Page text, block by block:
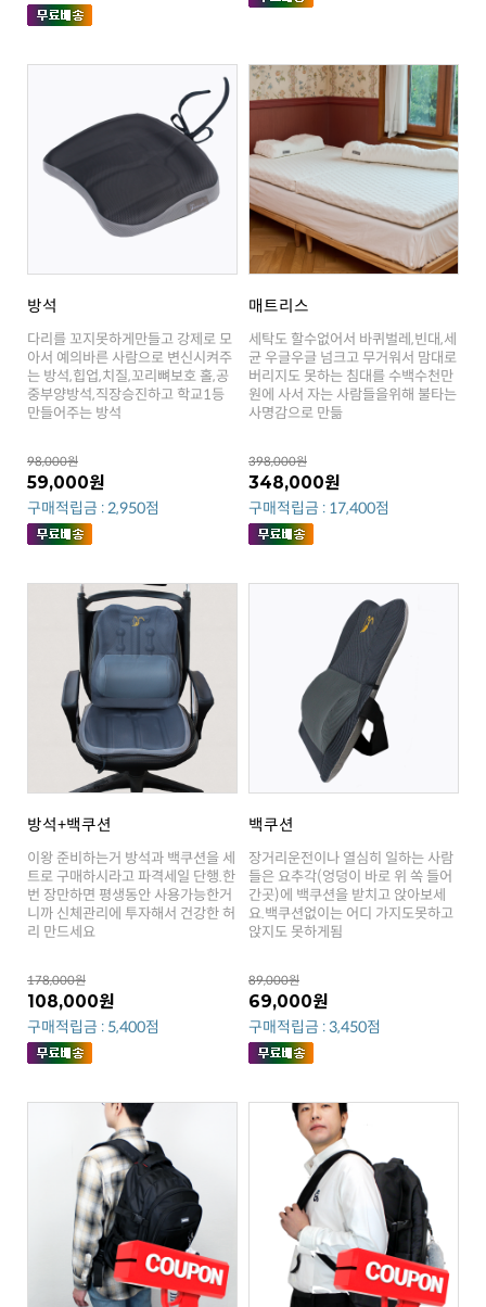
방석
만들어주는 방석
98,000원
59,000원
구매적립금 : 2,950점
매트리스
사명감으로 만듦
398,000원
348,000원
구매적립금 : 17,400점
방석+백쿠션
리 만드세요
178,000원
108,000원
구매적립금 : 5,400점
백쿠션
앉지도 못하게됨
89,000원
69,000원
구매적립금 : 3,450점